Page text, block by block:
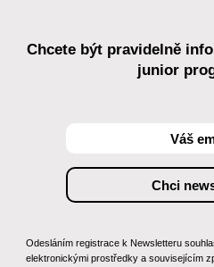
Chcete být pravidelně
junior
Odesláním registrace k Newsletteru
elektronickými prostředky a souvisejícím